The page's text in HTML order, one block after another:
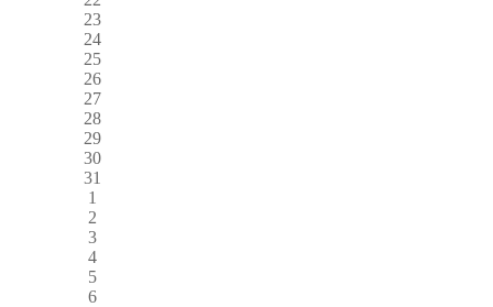
23
24
25
26
27
28
29
30
31
1
2
3
4
5
6